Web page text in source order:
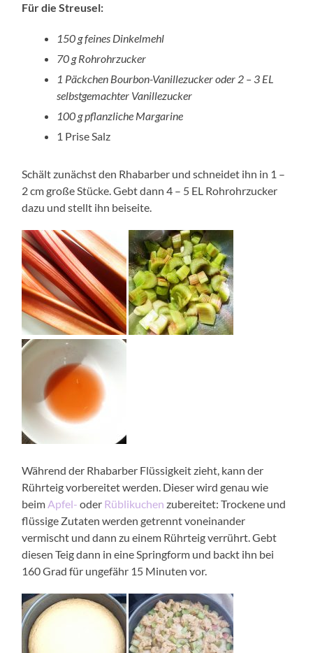
Für die Streusel:
150 g feines Dinkelmehl
70 g Rohrohrzucker
1 Päckchen Bourbon-Vanillezucker oder 2 – 3 EL
selbstgemachter Vanillezucker
100 g pflanzliche Margarine
1 Prise Salz
Schält zunächst den Rhabarber und schneidet ihn in 1 –
2 cm große Stücke. Gebt dann 4 – 5 EL Rohrohrzucker
dazu und stellt ihn beiseite.
Während der Rhabarber Flüssigkeit zieht, kann der
Rührteig vorbereitet werden. Dieser wird genau wie
beimApfel- oder Rüblikuchen zubereitet: Trockene und
flüssige Zutaten werden getrennt voneinander
vermischt und dann zu einem Rührteig verrührt. Gebt
diesen Teig dann in eine Springform und backt ihn bei
160 Grad für ungefähr 15 Minuten vor.